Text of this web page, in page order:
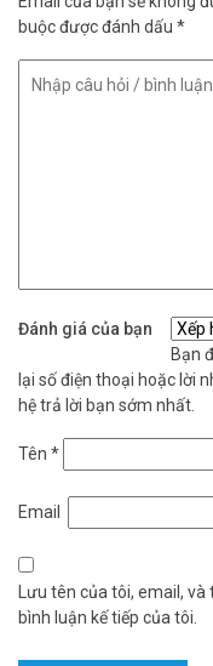
buộc được đánh dấu *
Đánh giá của bạn
Bạn
lại số điện thoại hoặc lời
hệ trả lời bạn sớm nhất.
Tên *
Email
Lưu tên của tôi, email,
bình luận kế tiếp của tôi.